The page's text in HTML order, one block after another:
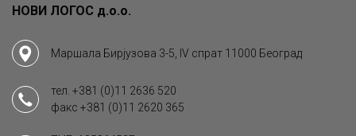
НОВИ ЛОГОС д.о.о.
Маршала Бирјузова 3-5, IV спрат 11000 Београд
тел. +381 (0)11 2636 520
факс +381 (0)11 2620 365